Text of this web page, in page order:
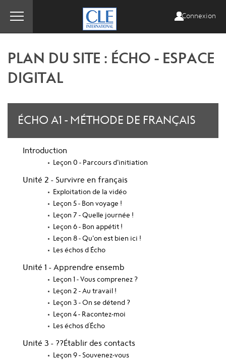
Connexion
PLAN DU SITE : ÉCHO - ESPACE
DIGITAL
ÉCHO A1 - MÉTHODE DE FRANÇAIS
Introduction
Leçon 0 - Parcours d'initiation
Unité 2 - Survivre en français
Exploitation de la vidéo
Leçon 5 - Bon voyage !
Leçon 7 - Quelle journée !
Leçon 6 - Bon appétit !
Leçon 8 - Qu'on est bien ici !
Les échos d Écho
Unité 1 - Apprendre ensemb
Leçon 1 - Vous comprenez ?
Leçon 2 - Au travail !
Leçon 3 - On se détend ?
Leçon 4 - Racontez-moi
Les échos d´Écho
Unité 3 - ??Établir des contacts
Leçon 9 - Souvenez-vous